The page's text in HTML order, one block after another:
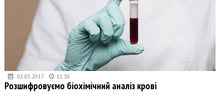
02.05.2017 11:30
Розшифровуємо біохімічний аналіз крові